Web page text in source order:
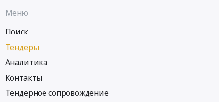
Меню
Поиск
Тендеры
Аналитика
Контакты
Тендерное сопровождение